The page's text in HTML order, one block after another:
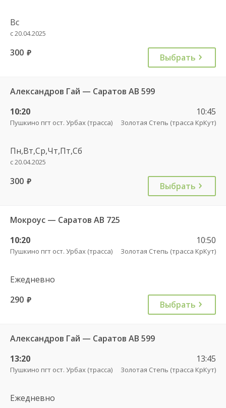
Вс
с 20.04.2025
300 руб. Выбрать
Александров Гай — Саратов АВ 599
10:20
Пушкино пгт ост. Урбах (трасса)
10:45
Золотая Степь (трасса КрКут)
Пн,Вт,Ср,Чт,Пт,Сб
с 20.04.2025
300 руб. Выбрать
Мокроус — Саратов АВ 725
10:20
Пушкино пгт ост. Урбах (трасса)
10:50
Золотая Степь (трасса КрКут)
Ежедневно
290 руб. Выбрать
Александров Гай — Саратов АВ 599
13:20
Пушкино пгт ост. Урбах (трасса)
13:45
Золотая Степь (трасса КрКут)
Ежедневно